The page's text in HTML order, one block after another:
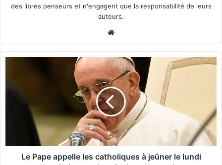
des libres penseurs et n'engagent que la responsabilité de leurs
auteurs.
bsi
te
p
Le Pape appelle les catholiques à jeûner le lundi